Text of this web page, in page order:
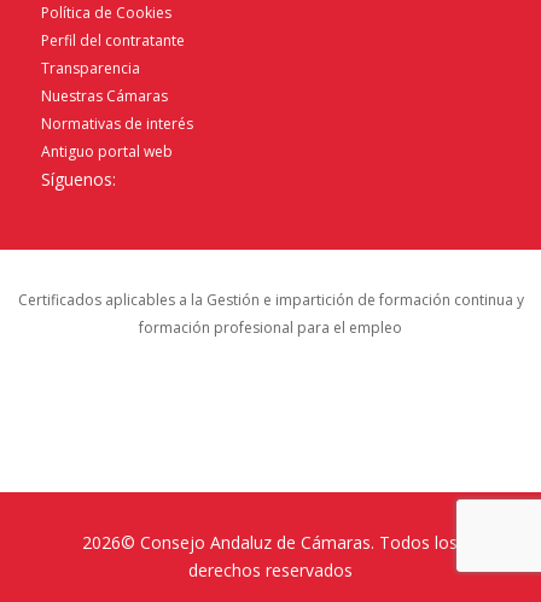
Política de Cookies
Perfil del contratante
Transparencia
Nuestras Cámaras
Normativas de interés
Antiguo portal web
Síguenos:
Certificados aplicables a la Gestión e impartición de formación continua y
formación profesional para el empleo
2026© Consejo Andaluz de Cámaras. Todos los
derechos reservados